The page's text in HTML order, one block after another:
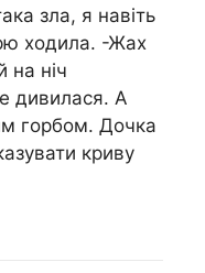
зла, я навіть
ходила. -Жах
на ніч
дивилася. А
горбом. Дочка
криву